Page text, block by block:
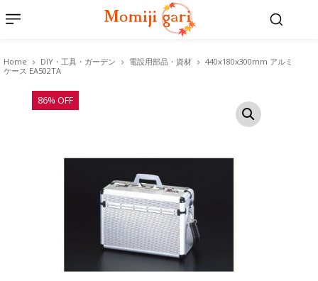
Home DIY・工具・ガーデン 電設用部品・資材
440x180x300mm アルミ
ケース EA502TA
86% OFF